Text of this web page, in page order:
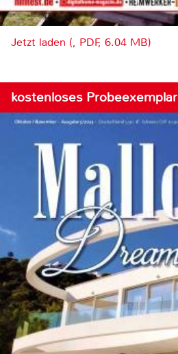
Jetzt laden (, PDF, 6.04 MB)
kostenloses Probeexemplar